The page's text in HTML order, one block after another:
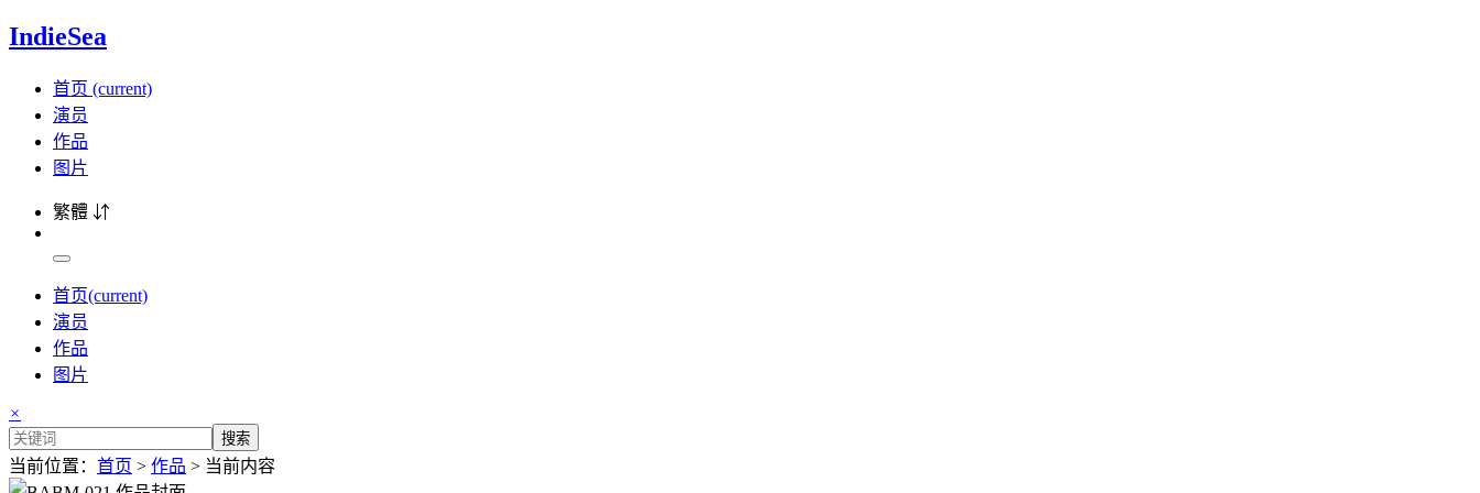
IndieSea
首页 (current)
演员
作品
图片
繁體 ⇵
首页(current)
演员
作品
图片
×
搜索
当前位置： 首页 > 作品 > 当前内容